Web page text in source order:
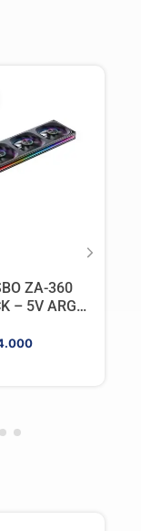
ZA-360
– 5V ARGB